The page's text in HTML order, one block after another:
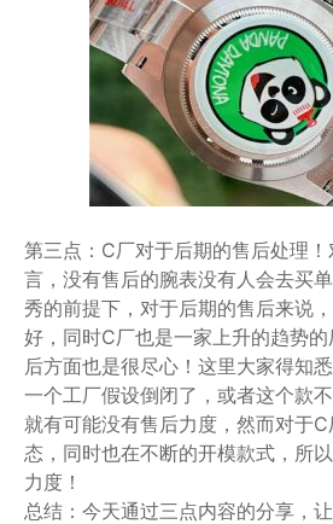
第三点：C厂对于后期的售后处理
言，没有售后的腕表没有人会去买
秀的前提下，对于后期的售后来说
好，同时C厂也是一家上升的趋势
后方面也是很尽心！这里大家得知
一个工厂假设倒闭了，或者这个款
就有可能没有售后力度，然而对于
态，同时也在不断的开模款式，所
力度！
总结：今天通过三点内容的分享，